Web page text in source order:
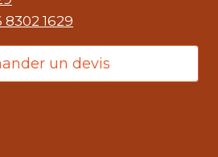
8302 1629
un devis